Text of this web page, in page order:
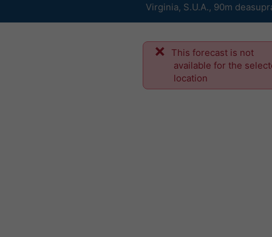
Virginia, S.U.A., 90m
This forecast is not
available for the
location